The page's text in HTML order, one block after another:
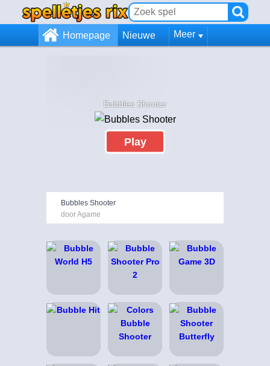
Homepage Nieuwe Meer
Bubbles Shooter
Play
Bubbles Shooter
door Agame